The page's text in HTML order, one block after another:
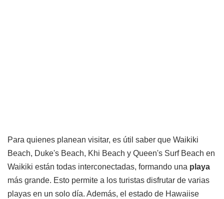
Para quienes planean visitar, es útil saber que Waikiki
Beach, Duke's Beach, Khi Beach y Queen's Surf Beach en
Waikiki están todas interconectadas, formando una playa
más grande. Esto permite a los turistas disfrutar de varias
playas en un solo día. Además, el estado de Hawaiise